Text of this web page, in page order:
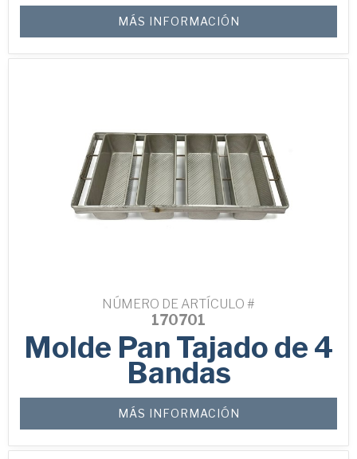
MÁS INFORMACIÓN
NÚMERO DE ARTÍCULO #
170701
Molde Pan Tajado de 4
Bandas
MÁS INFORMACIÓN
He leído y entiendo laPolítica de
POLÍTICA DE PRIVACIDAD DE PAN GLO Y BUNDY
BAKING SOLUTIONS